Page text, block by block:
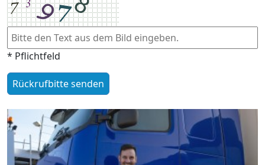
* Pflichtfeld